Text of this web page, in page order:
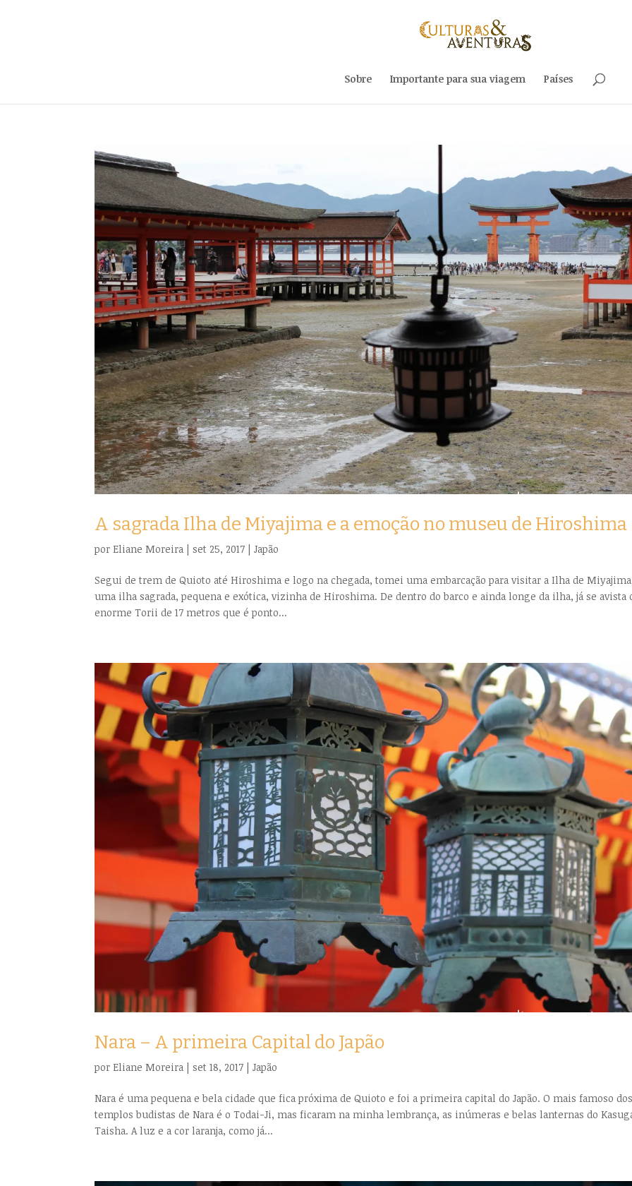
Sobre Importante para sua viagem Países
A sagrada Ilha de Miyajima e a emoção no museu de Hiroshima
por Eliane Moreira |set 25, 2017 |Japão
Segui de trem de Quioto até Hiroshima e logo na chegada, tomei uma embarcação para visitar a Ilha de
uma ilha sagrada, pequena e exótica, vizinha de Hiroshima. De dentro do barco e ainda longe da ilha, já se avista
enorme Torii de 17 metros que é ponto...
Nara – A primeira Capital do Japão
por Eliane Moreira |set 18, 2017 |Japão
Nara é uma pequena e bela cidade que fica próxima de Quioto e foi a primeira capital do Japão. O mais famoso
templos budistas de Nara é o Todai-Ji, mas ficaram na minha lembrança, as inúmeras e belas lanternas do
Taisha. A luz e a cor laranja, como já...